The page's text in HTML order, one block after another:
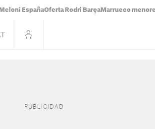
Meloni EspañaOferta Rodri Barça Marrueco